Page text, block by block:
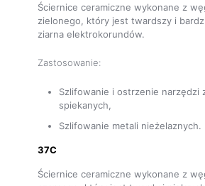
Ściernice ceramiczne wykonane z
zielonego, który jest twardszy i
ziarna elektrokorundów.
Zastosowanie:
Szlifowanie i ostrzenie narzędzi
spiekanych,
Szlifowanie metali nieżelaznych.
37C
Ściernice ceramiczne wykonane z